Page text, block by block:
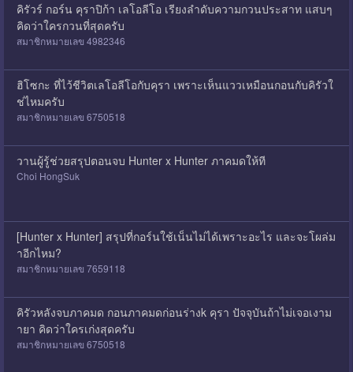
คิรัวร์ กอร์น คุราปิก้า เลโอลีโอ เรียงลำดับความกวนประสาท แสบๆ
คิดว่าใครกวนที่สุดครับ
สมาชิกหมายเลข 4982346
ฮิโซกะ ที่ไว้ชีวิตเลโอลีโอกับคุรา เพราะเห็นแววเหมือนกอนกับคิรัวใ
ช่ไหมครับ
สมาชิกหมายเลข 6750518
วานผู้รู้ช่วยสรุปตอนจบ Hunter x Hunter ภาคมดให้ที
Choi HongSuk
[Hunter x Hunter] สรุปที่กอร์นใช้เน็นไม่ได้เพราะอะไร และจะโผล่ม
าอีกไหม?
สมาชิกหมายเลข 7659118
คิรัวหลังจบภาคมด กอนภาคมดก่อนร่างk คุรา ปัจจุบันถ้าไม่เจอเงาม
ายา คิดว่าใครเก่งสุดครับ
สมาชิกหมายเลข 6750518